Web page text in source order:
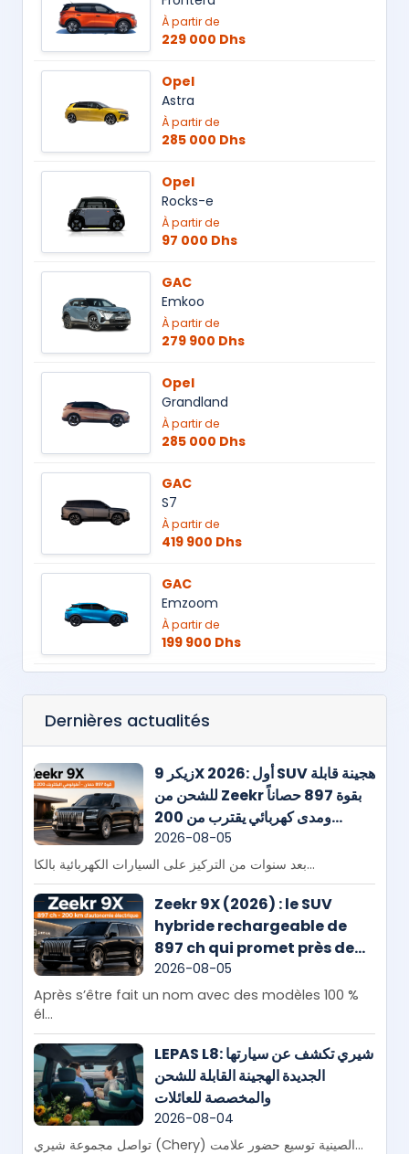
À partir de
229 000 Dhs
Opel
Astra
À partir de
285 000 Dhs
Opel
Rocks-e
À partir de
97 000 Dhs
GAC
Emkoo
À partir de
279 900 Dhs
Opel
Grandland
À partir de
285 000 Dhs
GAC
S7
À partir de
419 900 Dhs
GAC
Emzoom
À partir de
199 900 Dhs
Dernières actualités
زيكر 9X 2026: أول SUV هجينة قابلة
للشحن من Zeekr بقوة 897 حصاناً
ومدى كهربائي يقترب من 200
كيلومتر
2026-08-05
بعد سنوات من التركيز على السيارات الكهربائية بالكا...
Zeekr 9X (2026) : le SUV
hybride rechargeable de
897 ch qui promet près de
200 km en mode électrique
2026-08-05
Après s’être fait un nom avec des modèles 100 %
él...
LEPAS L8: شيري تكشف عن سيارتها
الجديدة الهجينة القابلة للشحن
والمخصصة للعائلات
2026-08-04
تواصل مجموعة شيري (Chery) الصينية توسيع حضور علامت...